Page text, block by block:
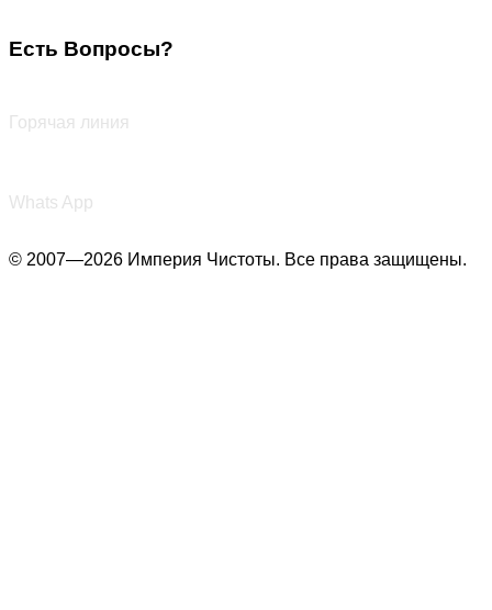
Есть Вопросы?
Горячая линия
Whats App
© 2007—2026 Империя Чистоты. Все права защищены.